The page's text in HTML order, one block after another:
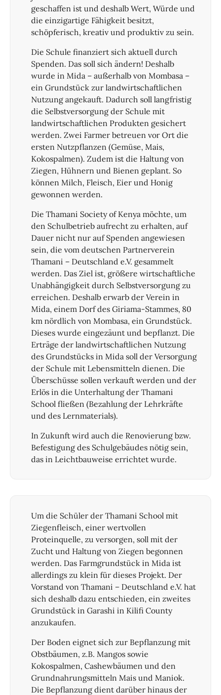
geschaffen ist und deshalb Wert, Würde und
die einzigartige Fähigkeit besitzt,
schöpferisch, kreativ und produktiv zu sein.
Die Schule finanziert sich aktuell durch
Spenden. Das soll sich ändern! Deshalb
wurde in Mida – außerhalb von Mombasa –
ein Grundstück zur landwirtschaftlichen
Nutzung angekauft. Dadurch soll langfristig
die Selbstversorgung der Schule mit
landwirtschaftlichen Produkten gesichert
werden. Zwei Farmer betreuen vor Ort die
ersten Nutzpflanzen (Gemüse, Mais,
Kokospalmen). Zudem ist die Haltung von
Ziegen, Hühnern und Bienen geplant. So
können Milch, Fleisch, Eier und Honig
gewonnen werden.
Die Thamani Society of Kenya möchte, um
den Schulbetrieb aufrecht zu erhalten, auf
Dauer nicht nur auf Spenden angewiesen
sein, die vom deutschen Partnerverein
Thamani – Deutschland e.V. gesammelt
werden. Das Ziel ist, größere wirtschaftliche
Unabhängigkeit durch Selbstversorgung zu
erreichen. Deshalb erwarb der Verein in
Mida, einem Dorf des Giriama-Stammes, 80
km nördlich von Mombasa, ein Grundstück.
Dieses wurde eingezäunt und bepflanzt. Die
Erträge der landwirtschaftlichen Nutzung
des Grundstücks in Mida soll der Versorgung
der Schule mit Lebensmitteln dienen. Die
Überschüsse sollen verkauft werden und der
Erlös in die Unterhaltung der Thamani
School fließen (Bezahlung der Lehrkräfte
und des Lernmaterials).
In Zukunft wird auch die Renovierung bzw.
Befestigung des Schulgebäudes nötig sein,
das in Leichtbauweise errichtet wurde.
Um die Schüler der Thamani School mit
Ziegenfleisch, einer wertvollen
Proteinquelle, zu versorgen, soll mit der
Zucht und Haltung von Ziegen begonnen
werden. Das Farmgrundstück in Mida ist
allerdings zu klein für dieses Projekt. Der
Vorstand von Thamani – Deutschland e.V. hat
sich deshalb dazu entschieden, ein zweites
Grundstück in Garashi in Kilifi County
anzukaufen.
Der Boden eignet sich zur Bepflanzung mit
Obstbäumen, z.B. Mangos sowie
Kokospalmen, Cashewbäumen und den
Grundnahrungsmitteln Mais und Maniok.
Die Bepflanzung dient darüber hinaus der